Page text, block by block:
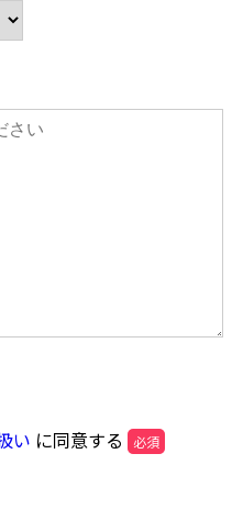
い に同意する 必須